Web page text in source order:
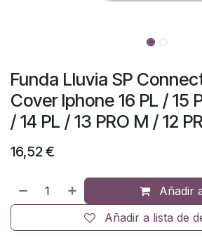
Funda Lluvia SP
Cover Iphone 16 PL / 15
/ 14 PL / 13 PRO M / 12
16,52€
Añadir
Añadir a lista de